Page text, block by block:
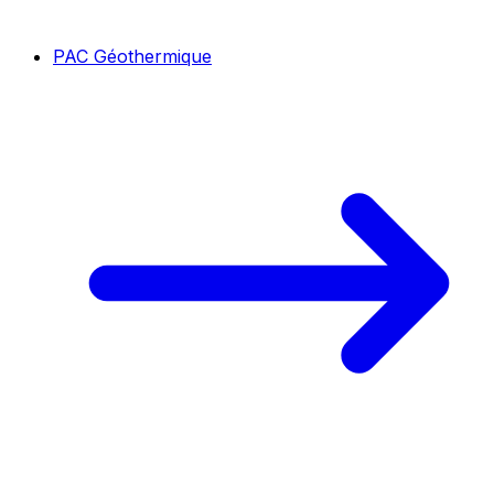
PAC Géothermique